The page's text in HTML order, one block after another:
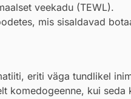
veekadu (TEWL).
mis sisaldavad
eriti väga tundlikel
komedogeenne, kui